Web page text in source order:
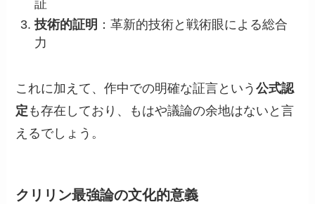
証
技術的証明 ：革新的技術と戦術眼による総合
力
これに加えて、作中での明確な証言という公式認
定 も存在しており、もはや議論の余地はないと言
えるでしょう。
クリリン最強論の文化的意義